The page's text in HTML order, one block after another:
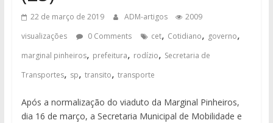
22 de março de 2019 ADM-artigos
2009
visualizações
0 Comments cet, Cotidiano, governo,
marginal pinheiros, prefeitura, rodízio, Secretaria de
Transportes, sp, transito, transporte
Após a normalização do viaduto da Marginal Pinheiros,
dia 16 de março, a Secretaria Municipal de Mobilidade e